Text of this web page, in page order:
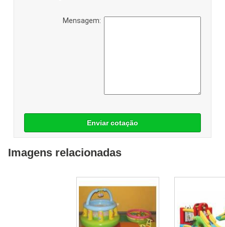
Mensagem:
Enviar cotação
Imagens relacionadas